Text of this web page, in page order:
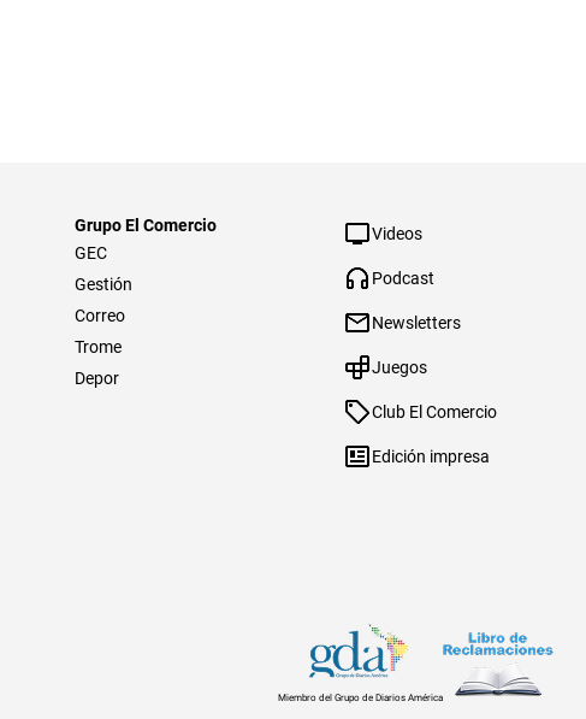
Grupo El Comercio
GEC
Gestión
Correo
Trome
Depor
Videos
Podcast
Newsletters
Juegos
Club El Comercio
Edición impresa
Miembro del Grupo de Diarios América